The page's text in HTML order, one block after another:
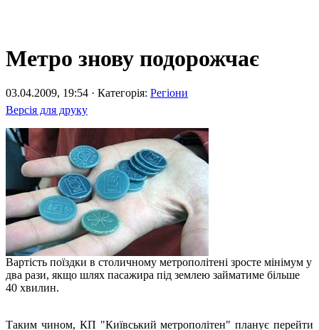
Метро знову подорожчає
03.04.2009, 19:54 · Категорія: Регіони
Версія для друку
Вартість поїздки в столичному метрополітені зросте мінімум у
два рази, якщо шлях пасажира під землею займатиме більше
40 хвилин.
Таким чином, КП "Київський метрополітен" планує перейти